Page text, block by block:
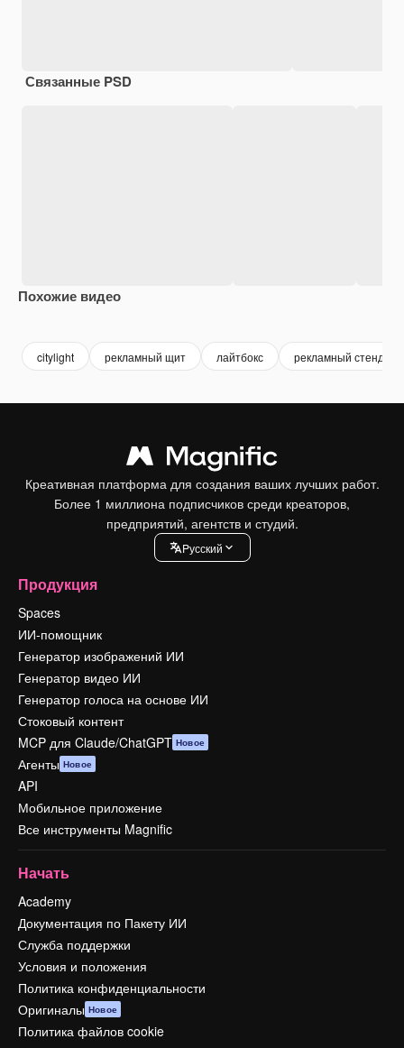
Связанные PSD
Похожие видео
citylight рекламный щит лайтбокс рекламный стенд
Креативная платформа для создания ваших лучших работ.
Более 1 миллиона подписчиков среди креаторов,
предприятий, агентств и студий.
Pусский
Продукция
Spaces
ИИ-помощник
Генератор изображений ИИ
Генератор видео ИИ
Генератор голоса на основе ИИ
Стоковый контент
MCP для Claude/ChatGPT Новое
Агенты Новое
API
Мобильное приложение
Все инструменты Magnific
Начать
Academy
Документация по Пакету ИИ
Служба поддержки
Условия и положения
Политика конфиденциальности
Оригиналы Новое
Политика файлов cookie